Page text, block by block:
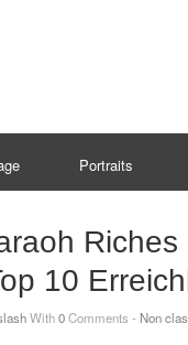
Portraits
10
With0Comments - Non